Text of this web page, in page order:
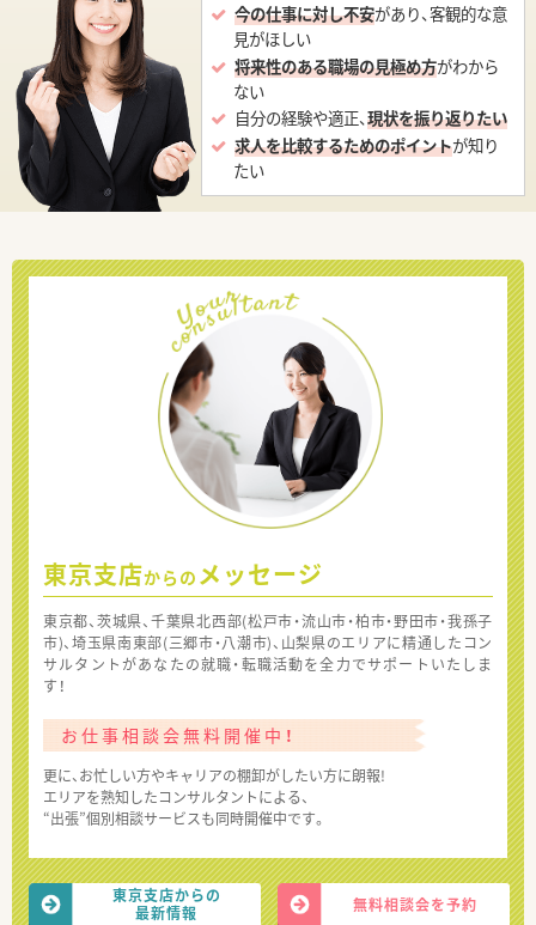
今の仕事に対し不安があり、客観的な意
見がほしい
将来性のある職場の見極め方がわから
ない
自分の経験や適正、現状を振り返りたい
求人を比較するためのポイントが知り
たい
東京支店からの メッセージ
東京都、茨城県、千葉県北西部(松戸市・流山市・柏市・野田市・我孫子
市)、埼玉県南東部(三郷市・八潮市)、山梨県のエリアに精通したコン
サルタントがあなたの就職・転職活動を全力でサポートいたしま
す！
お仕事相談会無料開催中！
更に、お忙しい方やキャリアの棚卸がしたい方に朗報!
エリアを熟知したコンサルタントによる、
“出張”個別相談サービスも同時開催中です。
東京支店からの
最新情報
無料相談会を予約